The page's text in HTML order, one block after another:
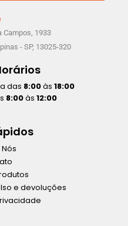
Campos, 1933
- SP, 13025-320
das 8:00às 18:00
8:00às 12:00
e devoluções